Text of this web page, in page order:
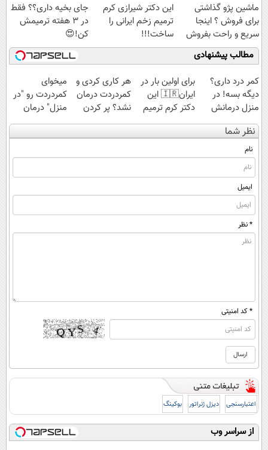
قسطی
ماشین پژو گذاشتی
برای فروش ؟ اینجا
سریع و راحت بفروش
این دکتر شیرازی کرم
ترمیم زخم ایرانی را
ساخت!!!
جای بخیه داری؟؟ فقط
در 3 هفته ترمیمش
کن!😍
مطالب پیشنهادی
کمر درد داری؟
دیگه بسه! در
منزل درمانش
کن
(◀پرسش‌نامه)
برای اولین بار در
ایران🇮🇷 این
دکتر کرم ترمیم
کننده 23 روزه
ساخت!
هر کاری کردی و
کمردردت درمان
نشد؟ پر کردن
پرسشنامه و
دریافت راه حل
میخوای
کمردردت رو "در
منزل" درمان
کنی؟ (◂فیلم +
◂پرسش‌نامه)
نظر شما
نام
ایمیل
* نظر
* کد امنیتی
اعتبارسنجی دیزل ژنراتور بوکینگ
از سراسر وب